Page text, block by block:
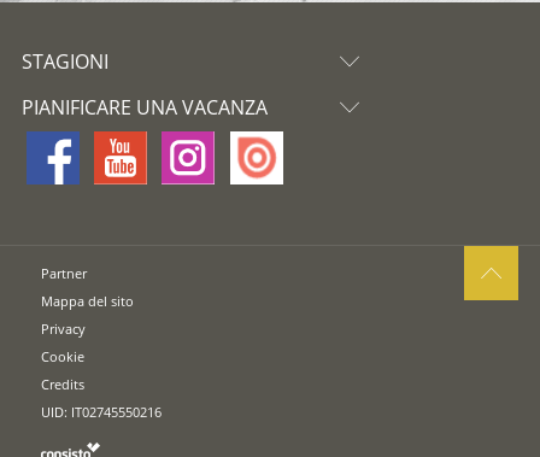
STAGIONI
PIANIFICARE UNA VACANZA
Partner
Mappa del sito
Privacy
Cookie
Credits
UID: IT02745550216